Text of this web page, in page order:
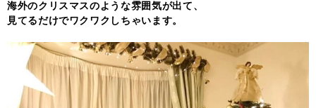
海外のクリスマスのような雰囲気が出て、
見てるだけでワクワクしちゃいます。